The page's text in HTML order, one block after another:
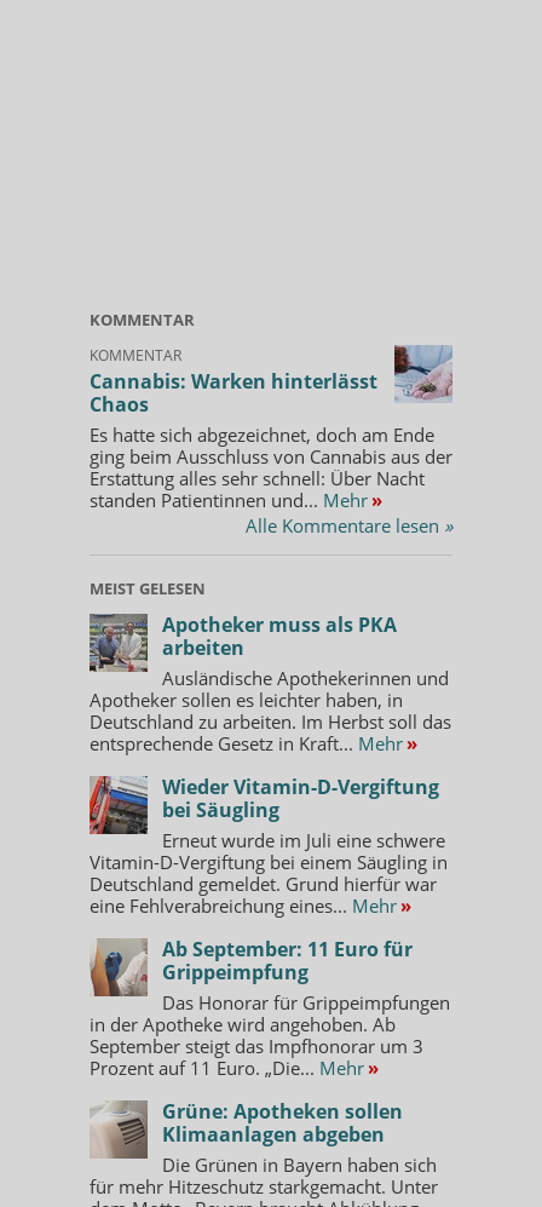
KOMMENTAR
KOMMENTAR
Cannabis: Warken hinterlässt
Chaos
Es hatte sich abgezeichnet, doch am Ende
ging beim Ausschluss von Cannabis aus der
Erstattung alles sehr schnell: Über Nacht
standen Patientinnen und... Mehr »
Alle Kommentare lesen »
MEIST GELESEN
Apotheker muss als PKA
arbeiten
Ausländische Apothekerinnen und
Apotheker sollen es leichter haben, in
Deutschland zu arbeiten. Im Herbst soll das
entsprechende Gesetz in Kraft... Mehr »
Wieder Vitamin-D-Vergiftung
bei Säugling
Erneut wurde im Juli eine schwere
Vitamin-D-Vergiftung bei einem Säugling in
Deutschland gemeldet. Grund hierfür war
eine Fehlverabreichung eines... Mehr »
Ab September: 11 Euro für
Grippeimpfung
Das Honorar für Grippeimpfungen
in der Apotheke wird angehoben. Ab
September steigt das Impfhonorar um 3
Prozent auf 11 Euro. „Die... Mehr »
Grüne: Apotheken sollen
Klimaanlagen abgeben
Die Grünen in Bayern haben sich
für mehr Hitzeschutz starkgemacht. Unter